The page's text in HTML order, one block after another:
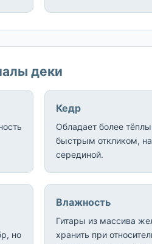
деки
Кедр
Обладает более
быстрым откликом,
серединой.
но
Влажность
Гитары из массива
хранить при